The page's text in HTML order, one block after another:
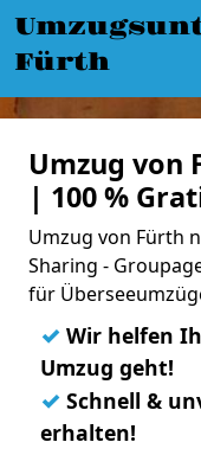
Fürth
Umzug von
| 100 %
Umzug von Fürth
Sharing -
für
✓ Wir helfen
Umzug geht!
✓ Schnell &
erhalten!